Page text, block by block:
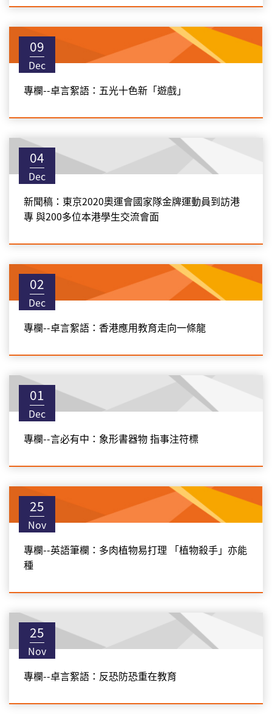
09
Dec
專欄--卓言絮語：五光十色新「遊戲」
04
Dec
新聞稿：東京2020奧運會國家隊金牌運動員到訪港
專 與200多位本港學生交流會面
02
Dec
專欄--卓言絮語：香港應用教育走向一條龍
01
Dec
專欄--言必有中：象形書器物 指事注符標
25
Nov
專欄--英語筆欄：多肉植物易打理 「植物殺手」亦能
種
25
Nov
專欄--卓言絮語：反恐防恐重在教育